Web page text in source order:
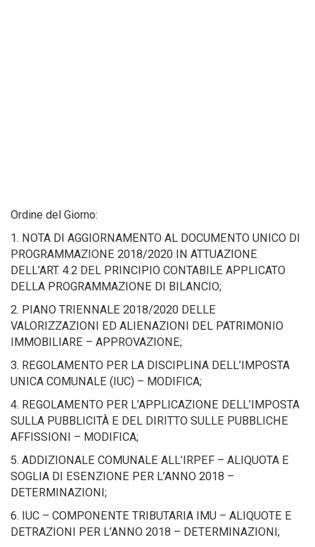
Ordine del Giorno:
1. NOTA DI AGGIORNAMENTO AL DOCUMENTO UNICO DI
PROGRAMMAZIONE 2018/2020 IN ATTUAZIONE
DELL’ART. 4.2 DEL PRINCIPIO CONTABILE APPLICATO
DELLA PROGRAMMAZIONE DI BILANCIO;
2. PIANO TRIENNALE 2018/2020 DELLE
VALORIZZAZIONI ED ALIENAZIONI DEL PATRIMONIO
IMMOBILIARE – APPROVAZIONE;
3. REGOLAMENTO PER LA DISCIPLINA DELL’IMPOSTA
UNICA COMUNALE (IUC) – MODIFICA;
4. REGOLAMENTO PER L’APPLICAZIONE DELL’IMPOSTA
SULLA PUBBLICITÀ E DEL DIRITTO SULLE PUBBLICHE
AFFISSIONI – MODIFICA;
5. ADDIZIONALE COMUNALE ALL’IRPEF – ALIQUOTA E
SOGLIA DI ESENZIONE PER L’ANNO 2018 –
DETERMINAZIONI;
6. IUC – COMPONENTE TRIBUTARIA IMU – ALIQUOTE E
DETRAZIONI PER L’ANNO 2018 – DETERMINAZIONI;